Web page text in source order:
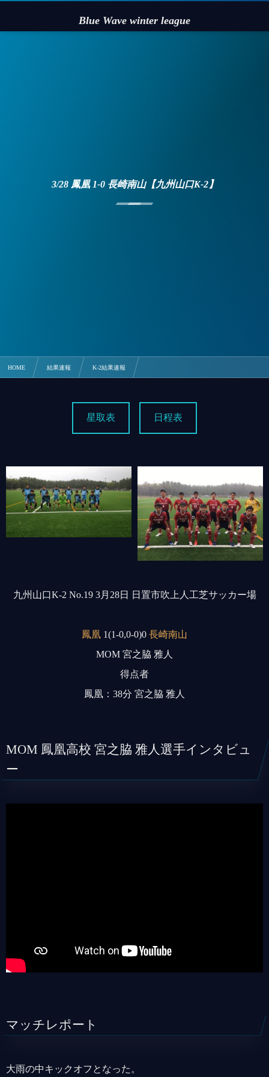
Blue Wave winter league
3/28 鳳凰 1-0 長崎南山【九州山口K-2】
HOME 結果速報 K-2結果速報
星取表 日程表
九州山口K-2 No.19 3月28日 日置市吹上人工芝サッカー場
鳳凰 1(1-0,0-0)0 長崎南山
MOM 宮之脇 雅人
得点者
鳳凰：38分 宮之脇 雅人
MOM 鳳凰高校 宮之脇 雅人選手インタビュ
ー
マッチレポート
大雨の中キックオフとなった。